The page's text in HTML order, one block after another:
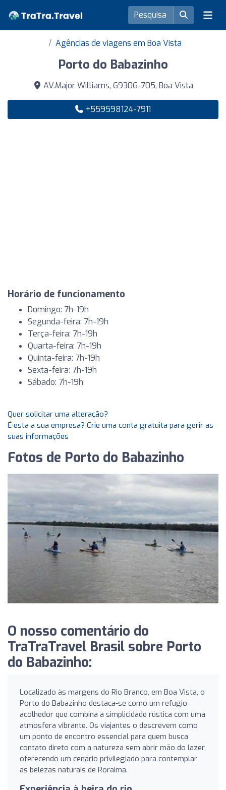
Agências de viagens em Boa Vista
Porto do Babazinho
AV.Major Williams, 69306-705, Boa Vista
+559598124-7911
Horário de funcionamento
Domingo: 7h-19h
Segunda-feira: 7h-19h
Terça-feira: 7h-19h
Quarta-feira: 7h-19h
Quinta-feira: 7h-19h
Sexta-feira: 7h-19h
Sábado: 7h-19h
Quer solicitar uma alteração?
É esta a sua empresa? Crie uma conta gratuita para gerir as
suas informações
Fotos de Porto do Babazinho
O nosso comentário do
TraTraTravel Brasil sobre Porto
do Babazinho:
Localizado às margens do Rio Branco, em Boa Vista, o
Porto do Babazinho destaca-se como um refugio
acolhedor que combina a simplicidade rústica com uma
atmosfera vibrante. Os viajantes o descrevem como
um ponto de encontro essencial para quem busca
contato direto com a natureza sem abrir mão do lazer,
oferecendo um cenário privilegiado para contemplar
as belezas naturais de Roraima.